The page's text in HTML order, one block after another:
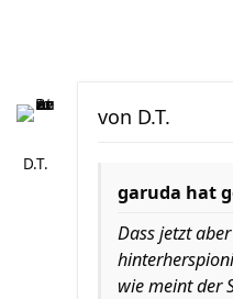
D.T.
von D.T.
garuda hat
Dass jetzt
wie meint der